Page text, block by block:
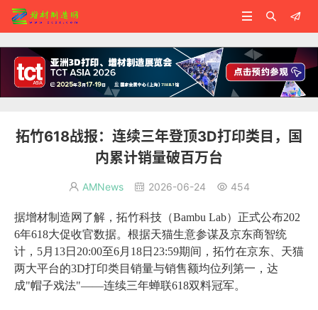



拓竹618战报：连续三年登顶3D打印类目，国
内累计销量破百万台
 AMNews  2026-06-24  454
据增材制造网了解，拓竹科技（Bambu Lab）正式公布202
6年618大促收官数据。根据天猫生意参谋及京东商智统
计，5月13日20:00至6月18日23:59期间，拓竹在京东、天猫
两大平台的3D打印类目销量与销售额均位列第一，达
成"帽子戏法"——连续三年蝉联618双料冠军。